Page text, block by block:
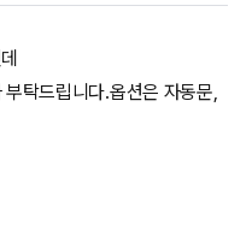
탁드립니다.옵션은 자동문,